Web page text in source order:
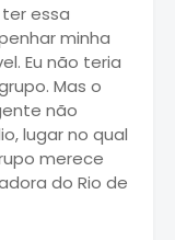
essa
minha
Eu não teria
Mas o
não
lugar no qual
merece
do Rio de